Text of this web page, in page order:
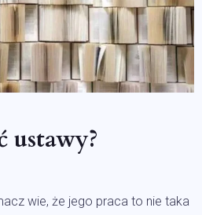
ustawy?
wie, że jego praca to nie taka